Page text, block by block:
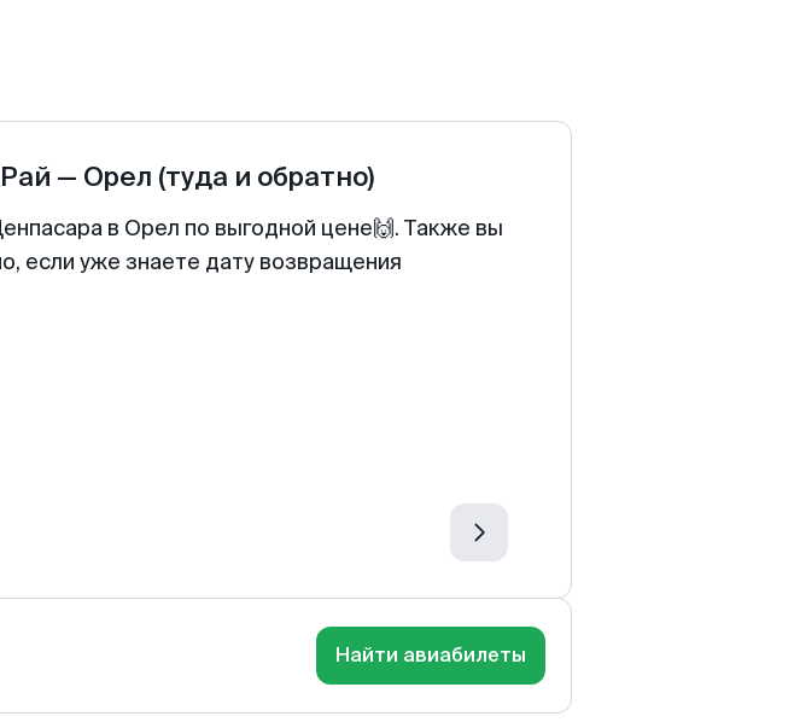
— Орел (туда и обратно)
в Орел по выгодной цене🙌. Также вы
если уже знаете дату возвращения
Найти авиабилеты